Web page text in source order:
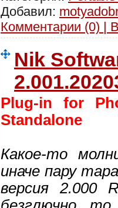
Добавил:
Комментарии (0) |
Nik
Plug-in for
Standalone
Какое-то
иначе пару
версия 2.000